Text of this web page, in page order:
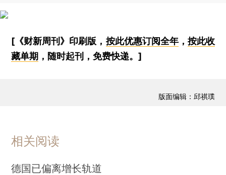
[《财新周刊》印刷版， 按此优惠订阅全年， 按此收
藏单期 ，随时起刊，免费快递。]
版面编辑：邱祺璞
相关阅读
德国已偏离增长轨道